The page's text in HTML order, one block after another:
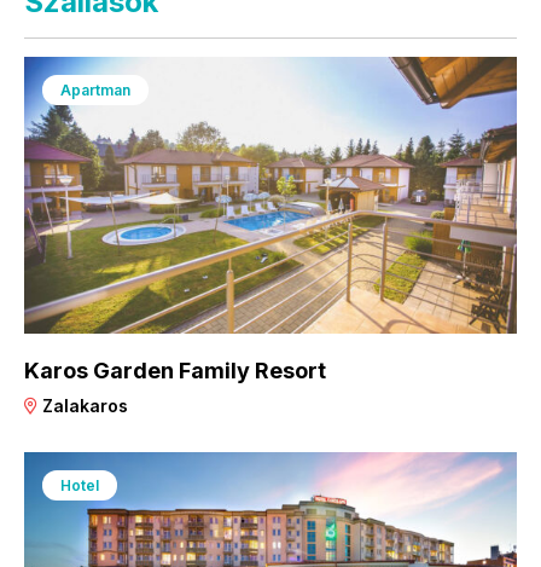
Apartman
Karos Garden Family Resort
Zalakaros
Hotel